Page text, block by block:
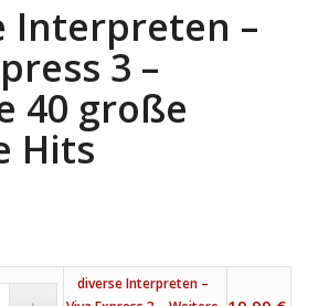
Interpreten –
3 –
40 große
Hits
diverse Interpreten –